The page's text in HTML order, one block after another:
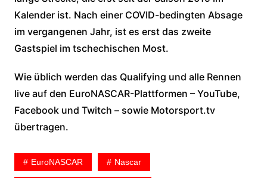
Kalender ist. Nach einer COVID-bedingten Absage
im vergangenen Jahr, ist es erst das zweite
Gastspiel im tschechischen Most.
Wie üblich werden das Qualifying und alle Rennen
live auf den EuroNASCAR-Plattformen – YouTube,
Facebook und Twitch – sowie Motorsport.tv
übertragen.
EuroNASCAR Nascar